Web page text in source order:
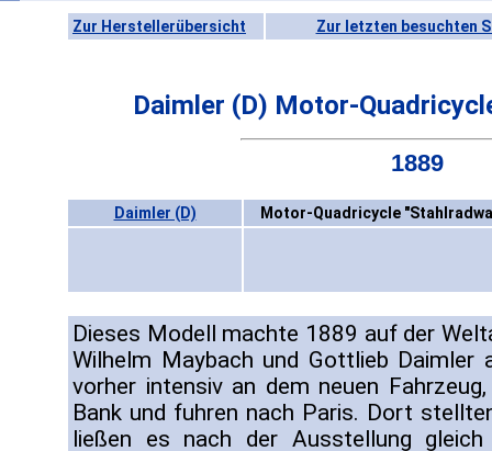
Zur Herstellerübersicht Zur letzten besuchten
Daimler (D) Motor-
1889
Daimler (D) Motor-Quadricycle
Dieses Modell machte 1889 auf der
Wilhelm Maybach und Gottlieb Daimler
vorher intensiv an dem neuen
Bank und fuhren nach Paris. Dort
ließen es nach der Ausstellung